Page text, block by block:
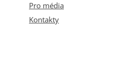
Pro média
Kontakty